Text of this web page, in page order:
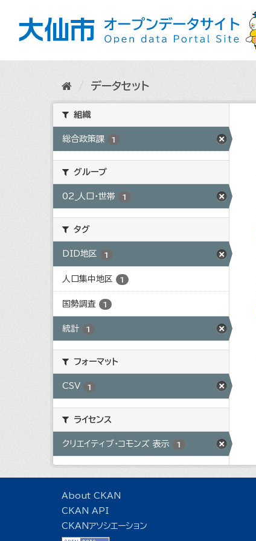
データセット
組織
総合政策課 1
グループ
02_人口・世帯 1
タグ
DID地区 1
人口集中地区 1
国勢調査 1
統計 1
フォーマット
CSV 1
ライセンス
クリエイティブ・コモンズ 表示 1
About CKAN
CKAN API
CKANアソシエーション